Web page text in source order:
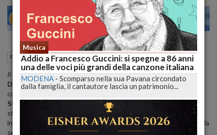
MILANO 23 28
Fumetti L'Aquila (AQ) 13 Luglio 2025 12:51
Il laboratorio del Tecnocrate, sedicesimo speciale a colori di
Dragoneroaffonda le sue radici nel cuore della saga regolare e si
collega direttamente all’albo
Stefano Vietti
, i due episodi sono pensati per essere letti in
stretta sequenza, dando vita a un’esperienza seriale continua e
integrata, come in una moderna serie TV. Il mondo dell’Erondár si fa
sempre più stratificato, oscuro e tecnologicamente inquietante.
Musica
Addio a Francesco Guccini: si spegne a 86 anni
una delle voci più grandi della canzone italiana
MODENA - Scomparso nella sua Pavana circondato
dalla famiglia, il cantautore lascia un patrimonio...